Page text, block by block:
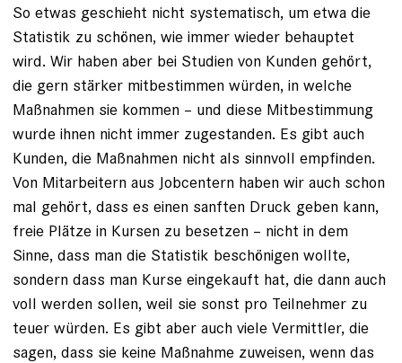
So etwas geschieht nicht systematisch, um etwa die
Statistik zu schönen, wie immer wieder behauptet
wird. Wir haben aber bei Studien von Kunden gehört,
die gern stärker mitbestimmen würden, in welche
Maßnahmen sie kommen – und diese Mitbestimmung
wurde ihnen nicht immer zugestanden. Es gibt auch
Kunden, die Maßnahmen nicht als sinnvoll empfinden.
Von Mitarbeitern aus Jobcentern haben wir auch schon
mal gehört, dass es einen sanften Druck geben kann,
freie Plätze in Kursen zu besetzen – nicht in dem
Sinne, dass man die Statistik beschönigen wollte,
sondern dass man Kurse eingekauft hat, die dann auch
voll werden sollen, weil sie sonst pro Teilnehmer zu
teuer würden. Es gibt aber auch viele Vermittler, die
sagen, dass sie keine Maßnahme zuweisen, wenn das